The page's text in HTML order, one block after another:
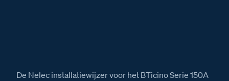
De Nelec installatiewijzer voor het BTicino Serie 150A